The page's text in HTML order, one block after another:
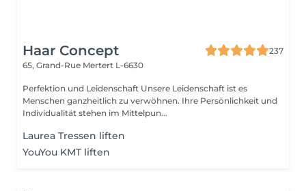
Haar Concept
237
65, Grand-Rue Mertert L-6630
Perfektion und Leidenschaft Unsere Leidenschaft ist es
Menschen ganzheitlich zu verwöhnen. Ihre Persönlichkeit und
Individualität stehen im Mittelpun...
Laurea Tressen liften
YouYou KMT liften